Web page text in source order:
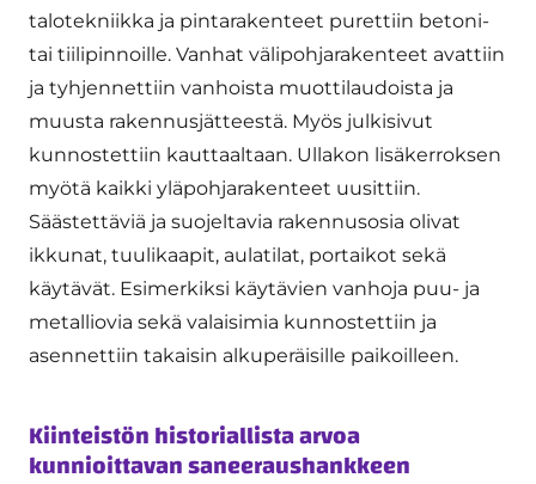
talotekniikka ja pintarakenteet purettiin betoni-
tai tiilipinnoille. Vanhat välipohjarakenteet avattiin
ja tyhjennettiin vanhoista muottilaudoista ja
muusta rakennusjätteestä. Myös julkisivut
kunnostettiin kauttaaltaan. Ullakon lisäkerroksen
myötä kaikki yläpohjarakenteet uusittiin.
Säästettäviä ja suojeltavia rakennusosia olivat
ikkunat, tuulikaapit, aulatilat, portaikot sekä
käytävät. Esimerkiksi käytävien vanhoja puu- ja
metalliovia sekä valaisimia kunnostettiin ja
asennettiin takaisin alkuperäisille paikoilleen.
Kiinteistön historiallista arvoa
kunnioittavan saneeraushankkeen